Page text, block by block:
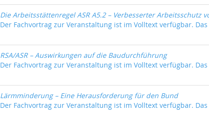
Die Arbeitsstättenregel ASR A5.2 – Verbesserter Arbeitsschutz
Der Fachvortrag zur Veranstaltung ist im Volltext verfügbar.
RSA/ASR – Auswirkungen auf die Baudurchführung
Der Fachvortrag zur Veranstaltung ist im Volltext verfügbar.
Lärmminderung – Eine Herausforderung für den Bund
Der Fachvortrag zur Veranstaltung ist im Volltext verfügbar.